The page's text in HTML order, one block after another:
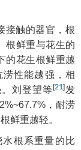
接触的器官，根
根鲜重与花生的
的花生根鲜重越
性能越强，相
刘登望等 [21]发
，耐涝
鲜重越轻。
根系重量的比